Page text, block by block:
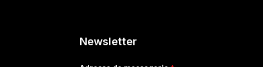
Newsletter